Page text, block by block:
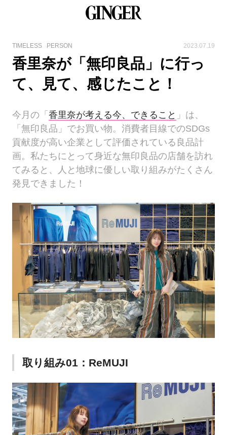
TIMELESS PERSON 2023.07.19
香里奈が「無印良品」に行っ
て、見て、感じたこと！
今月の「香里奈が考える今、できること 」は、
「無印良品」でお買い物。消費者目線でのSDGs
貢献度が高い企業として評価されている良品計
画。私たちにとって身近な無印良品の店舗を訪れ
てみると、人と地球に優しい取り組みがたくさん
発見できました！
取り組み01：ReMUJI